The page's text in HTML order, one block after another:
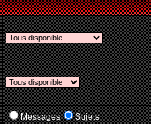
Messages Sujets